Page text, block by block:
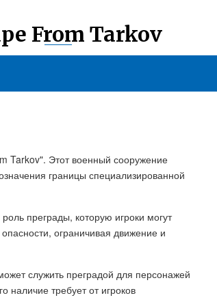
From Tarkov
Tarkov". Этот военный сооружение
границы специализированной
преграды, которую игроки могут
ограничивая движение и
служить преградой для персонажей
наличие требует от игроков